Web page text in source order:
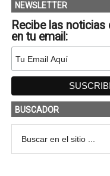
NEWSLETTER
Recibe las
en tu email:
BUSCADOR